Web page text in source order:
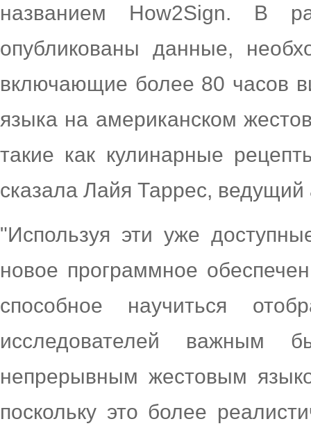
названием How2Sign. В
опубликованы данные,
включающие более 80 часов
языка на американском
такие как кулинарные
сказала Лайя Таррес, ведущий
"Используя эти уже
новое программное
способное научиться
исследователей важным
непрерывным жестовым
поскольку это более